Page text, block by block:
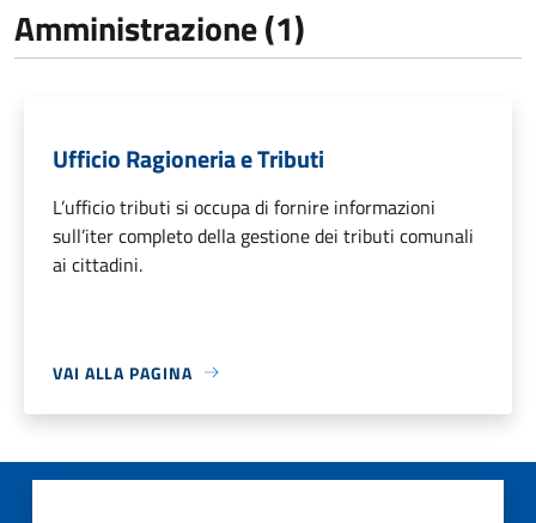
Amministrazione (1)
Ufficio Ragioneria e Tributi
L’ufficio tributi si occupa di fornire informazioni
sull’iter completo della gestione dei tributi comunali
ai cittadini.
VAI ALLA PAGINA